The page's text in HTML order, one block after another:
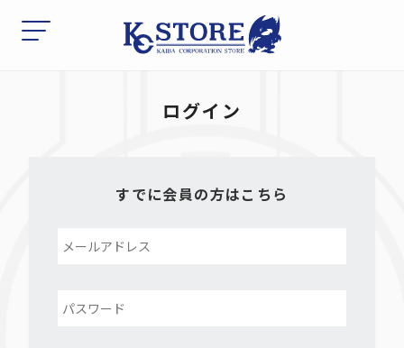
ログイン
すでに会員の方はこちら